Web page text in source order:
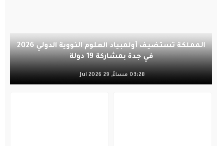
المملكة تستضيف أولمبياد العلوم النووية الدولي 2026
في جدة بمشاركة 19 دولة
03:28 مساءً, 29 Jul 2026